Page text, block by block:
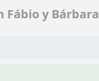
Fábio y Bárbara